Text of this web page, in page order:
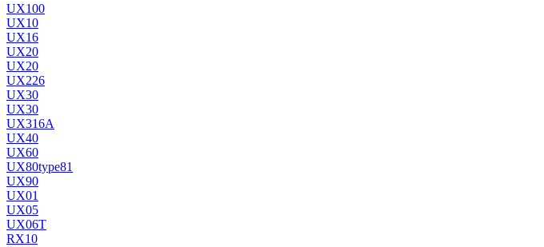
UX100
UX10
UX16
UX20
UX20
UX226
UX30
UX30
UX316A
UX40
UX60
UX80type81
UX90
UX01
UX05
UX06T
RX10